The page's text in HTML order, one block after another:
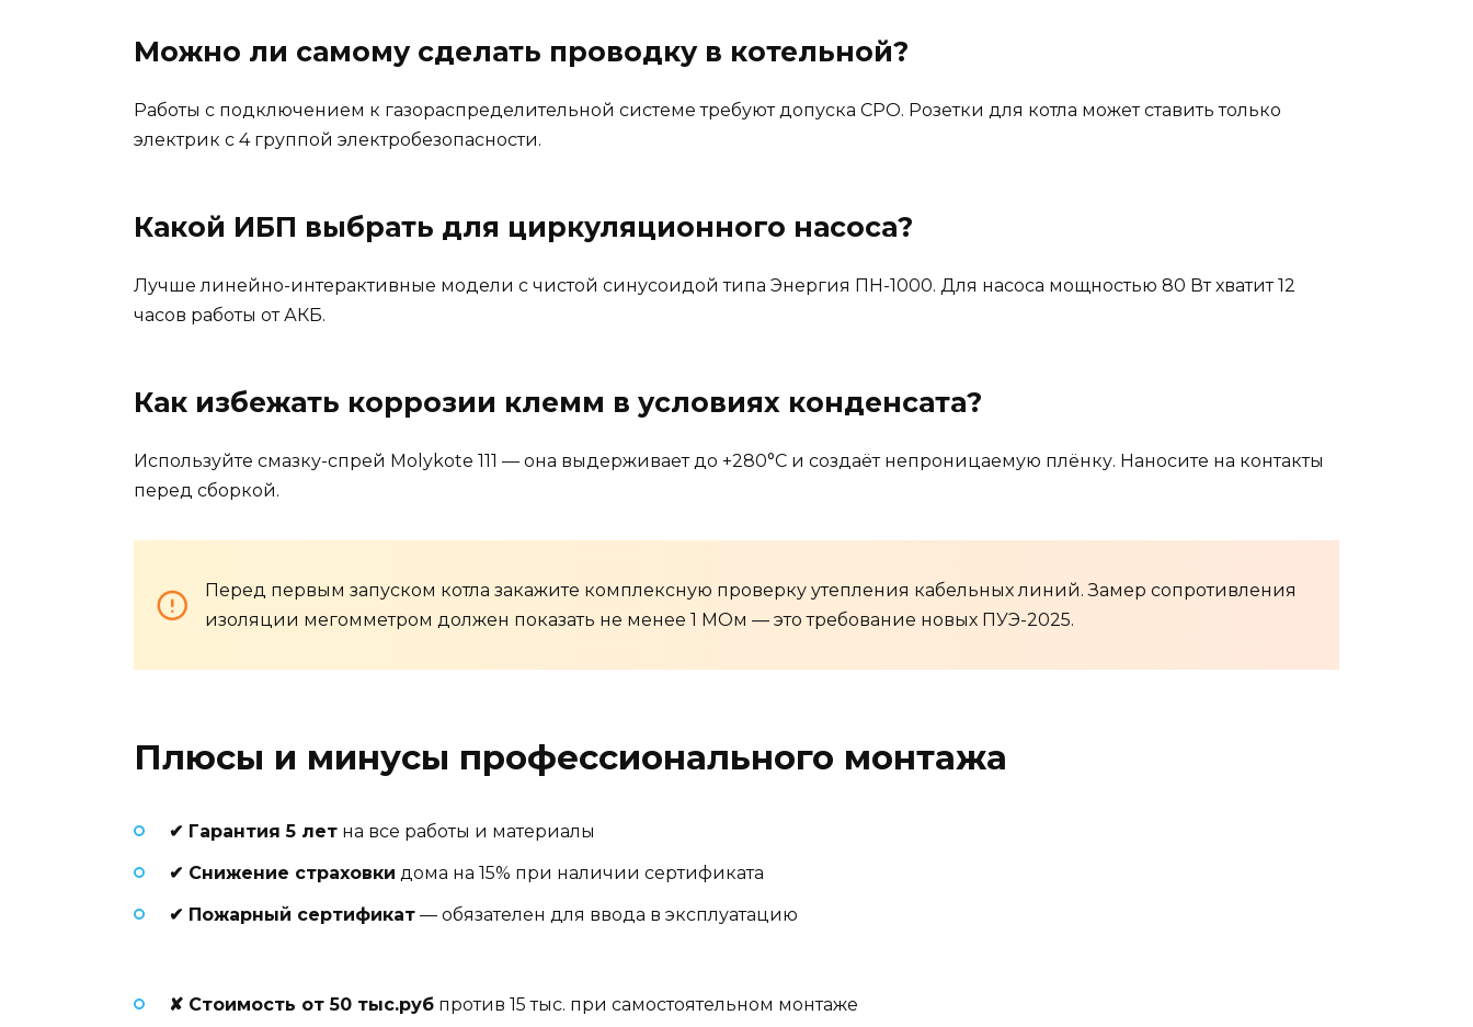
Можно ли самому сделать проводку в котельной?
Работы с подключением к газораспределительной системе требуют допуска СРО. Розетки для котла может ставить только
электрик с 4 группой электробезопасности.
Какой ИБП выбрать для циркуляционного насоса?
Лучше линейно-интерактивные модели с чистой синусоидой типа Энергия ПН-1000. Для насоса мощностью 80 Вт хватит 12
часов работы от АКБ.
Как избежать коррозии клемм в условиях конденсата?
Используйте смазку-спрей Molykote 111 — она выдерживает до +280°C и создаёт непроницаемую плёнку. Наносите на контакты
перед сборкой.
Перед первым запуском котла закажите комплексную проверку утепления кабельных линий. Замер сопротивления
изоляции мегомметром должен показать не менее 1 МОм — это требование новых ПУЭ-2025.
Плюсы и минусы профессионального монтажа
✔ Гарантия 5 лет на все работы и материалы
✔ Снижение страховки дома на 15% при наличии сертификата
✔ Пожарный сертификат — обязателен для ввода в эксплуатацию
✘ Стоимость от 50 тыс.руб против 15 тыс. при самостоятельном монтаже